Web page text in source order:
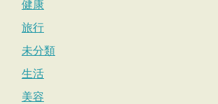
健康
旅行
未分類
生活
美容